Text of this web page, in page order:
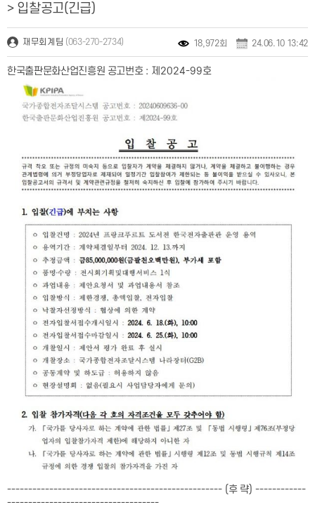
> 입찰공고(긴급)
재무회계팀 (063-270-2734) 18,972회 24.06.10 13:42
한국출판문화산업진흥원 공고번호 : 제2024-99호
--------------------------------------------------- (후 략) ------------
------------------------------------